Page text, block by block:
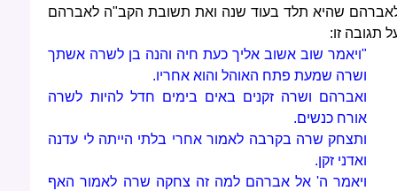
שהיא תלד בעוד שנה ואת תשובת הקב"ה לאברהם
תגובה זו:
"ויאמר שוב אשוב אליך כעת חיה והנה בן לשרה אשתך
ושרה שמעת פתח האוהל והוא אחריו.
ואברהם ושרה זקנים באים בימים חדל להיות לשרה
אורח כנשים.
ותצחק שרה בקרבה לאמור אחרי בלתי הייתה לי עדנה
ואדני זקן.
ויאמר ה' אל אברהם למה זה צחקה שרה לאמור האף